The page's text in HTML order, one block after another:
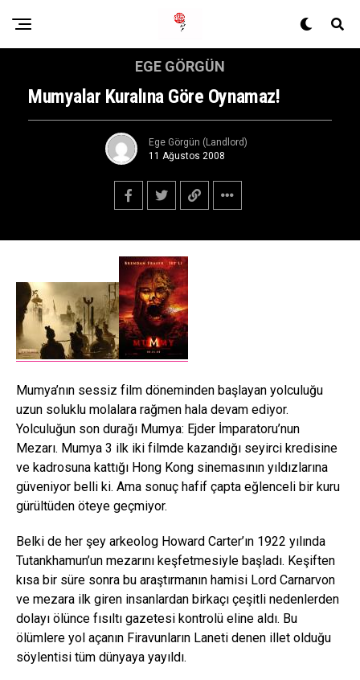
EGE GÖRGÜN
Mumyalar Kuralına Göre Oynamaz!
Ege Görgün (Landlord)
11 Ağustos 2008
Mumya’nın sessiz film döneminden başlayan yolculuğu
uzun soluklu molalara rağmen hala devam ediyor.
Yolculuğun son durağı Mumya: Ejder İmparatoru’nun
Mezarı. Mumya 3 ilk iki filmde kazandığı seyirci kredisine
ve kadrosuna kattığı Hong Kong sinemasının yıldızlarına
güveniyor belli ki. Ama sonuç hafif çapta eğlenceli bir kuru
gürültüden öteye geçmiyor.
Belki de her şey arkeolog Howard Carter’ın 1922 yılında
Tutankhamun’un mezarını keşfetmesiyle başladı. Keşiften
kısa bir süre sonra bu araştırmanın hamisi Lord Carnarvon
ve mezara ilk giren insanlardan birkaçı çeşitli nedenlerden
dolayı ölünce fısıltı gazetesi kontrolü eline aldı. Bu
ölümlere yol açanın Firavunların Laneti denen illet olduğu
söylentisi tüm dünyaya yayıldı.